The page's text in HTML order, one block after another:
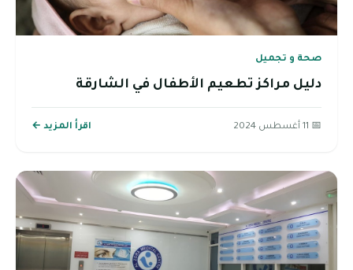
صحة و تجميل
دليل مراكز تطعيم الأطفال في الشارقة
📅 11 أغسطس 2024 اقرأ المزيد ←